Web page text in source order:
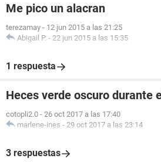
Me pico un alacran
terezamay - 12 jun 2015 a las 21:25
Abigail P. - 22 jun 2015 a las 15:35
1 respuesta
Heces verde oscuro durante
cotopli2.0 - 26 oct 2017 a las 17:40
marlene-ines - 29 oct 2017 a las 23:14
3 respuestas